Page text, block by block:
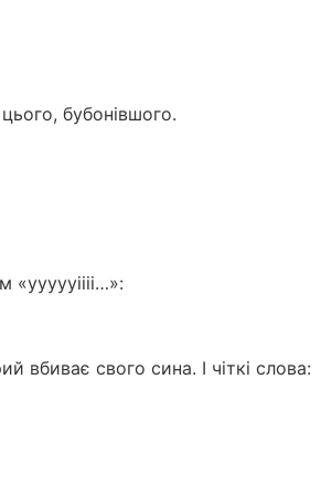
бубонівшого.
вбиває свого сина. І чіткі слова: